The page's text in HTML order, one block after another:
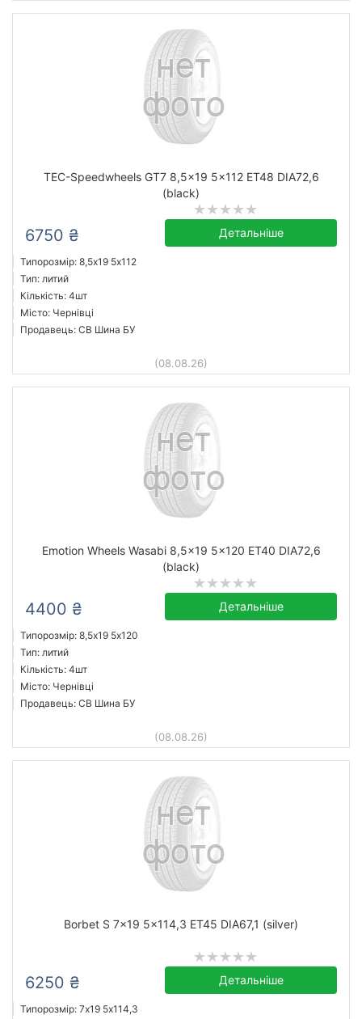
TEC-Speedwheels GT7 8,5x19 5x112 ET48 DIA72,6
(black)
6750 ₴ Детальніше
Типорозмір: 8,5x19 5х112
Тип: литий
Кількість: 4шт
Місто: Чернівці
Продавець: СВ Шина БУ
(08.08.26)
Emotion Wheels Wasabi 8,5x19 5x120 ET40 DIA72,6
(black)
4400 ₴ Детальніше
Типорозмір: 8,5x19 5х120
Тип: литий
Кількість: 4шт
Місто: Чернівці
Продавець: СВ Шина БУ
(08.08.26)
Borbet S 7x19 5x114,3 ET45 DIA67,1 (silver)
6250 ₴ Детальніше
Типорозмір: 7x19 5х114,3